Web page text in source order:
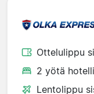
Ottelulippu
2 yötä
Lentolippu